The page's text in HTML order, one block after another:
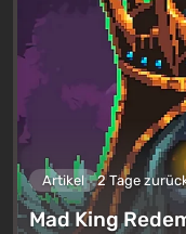
Artikel 2 Tage
Mad King